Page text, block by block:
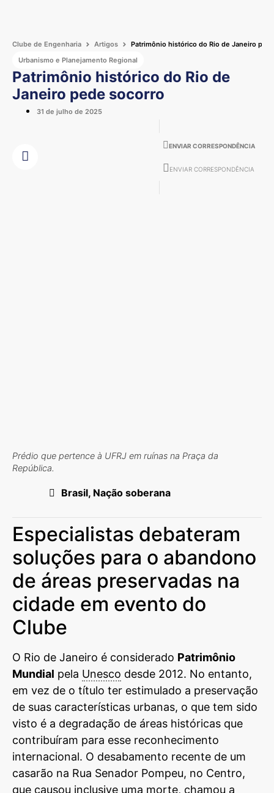
Clube de Engenharia Artigos
Patrimônio histórico do Rio de Janeiro
Urbanismo e Planejamento Regional
Patrimônio histórico do Rio de
Janeiro pede socorro
31 de julho de 2025
ENVIAR CORRESPONDÊNCIA
ENVIAR CORRESPONDÊNCIA
Prédio que pertence à UFRJ em ruínas na Praça da
República.
Brasil, Nação soberana
Especialistas debateram
soluções para o abandono
de áreas preservadas na
cidade em evento do
Clube
O Rio de Janeiro é considerado Patrimônio
Mundial pela Unesco desde 2012. No entanto,
em vez de o título ter estimulado a preservação
de suas características urbanas, o que tem sido
visto é a degradação de áreas históricas que
contribuíram para esse reconhecimento
internacional. O desabamento recente de um
casarão na Rua Senador Pompeu, no Centro,
que causou inclusive uma morte, chamou a